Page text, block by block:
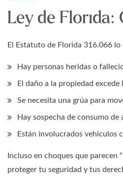
Ley de Florida:
El Estatuto de Florida 316.066
Hay personas heridas o
El daño a la propiedad excede
Se necesita una grúa para
Hay sospecha de consumo de
Están involucrados vehículos
Incluso en choques que parecen
proteger tu seguridad y tus